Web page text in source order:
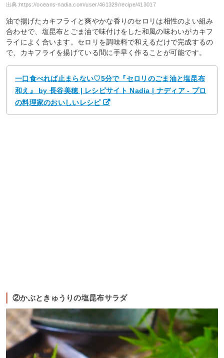
出典:https://oceans-nadia.com/user/461329/recipe/413017
油で揚げたカキフライと爽やかな香りのセロリは相性のよい組み
合わせで、塩昆布とごま油で味付けをした和風の味わいがカキフ
ライによく合います。セロリを調味料で和えるだけで完成するの
で、カキフライを揚げている間に手早く作ることが可能です。
一口食べれば止まらない♡5分で『セロリのごま油と塩昆布
和え』 by 長谷美穂 | レシピサイト Nadia | ナディア - プロ
の料理家のおいしいレシピ
②かぶときゅうりの塩昆布サラダ